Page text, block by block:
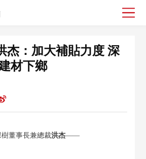
杰：加大補貼力度 深
材下鄉
董事長兼總裁洪杰——